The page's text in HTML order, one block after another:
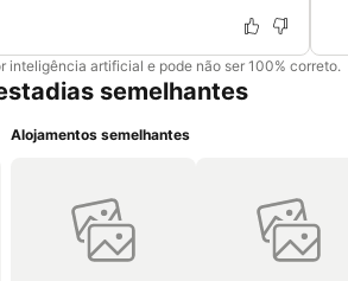
inteligência artificial e pode não ser 100% correto.
semelhantes
Alojamentos semelhantes